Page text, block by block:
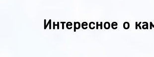
Интересное о